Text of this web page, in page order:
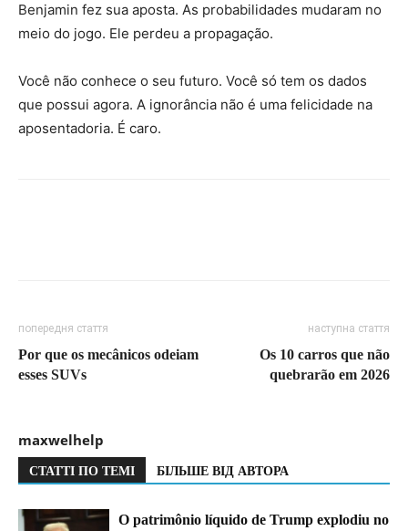
Benjamin fez sua aposta. As probabilidades mudaram no
meio do jogo. Ele perdeu a propagação.
Você não conhece o seu futuro. Você só tem os dados
que possui agora. A ignorância não é uma felicidade na
aposentadoria. É caro.
попередня стаття
Por que os mecânicos odeiam
esses SUVs
наступна стаття
Os 10 carros que não
quebrarão em 2026
maxwelhelp
СТАТТІ ПО ТЕМІ БІЛЬШЕ ВІД АВТОРА
O patrimônio líquido de Trump explodiu no